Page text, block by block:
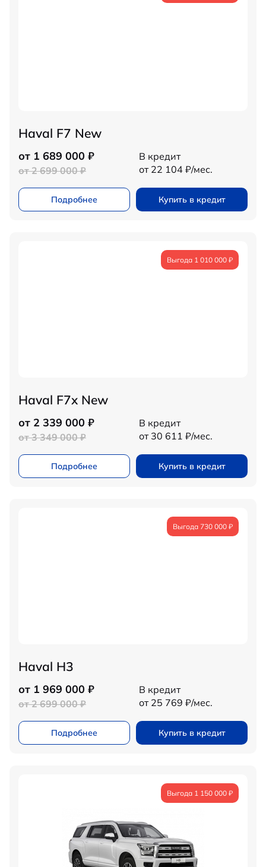
Haval F7 New
от 1 689 000 ₽
от 2 699 000 ₽
В кредит
от 22 104 ₽/мес.
Подробнее Купить в кредит
Выгода 1 010 000 ₽
Haval F7x New
от 2 339 000 ₽
от 3 349 000 ₽
В кредит
от 30 611 ₽/мес.
Подробнее Купить в кредит
Выгода 730 000 ₽
Haval H3
от 1 969 000 ₽
от 2 699 000 ₽
В кредит
от 25 769 ₽/мес.
Подробнее Купить в кредит
Выгода 1 150 000 ₽